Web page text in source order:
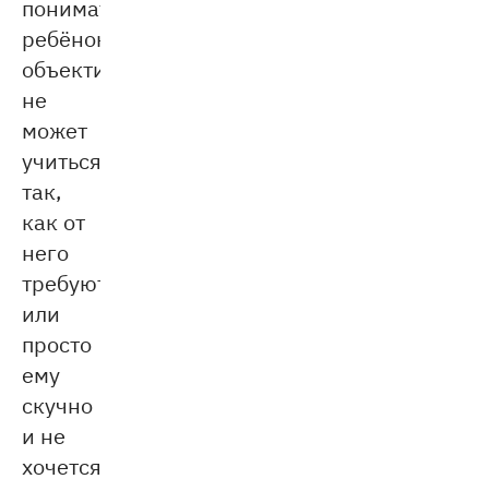
понимать:
ребёнок
объективно
не
может
учиться
так,
как от
него
требуют,
или
просто
ему
скучно
и не
хочется